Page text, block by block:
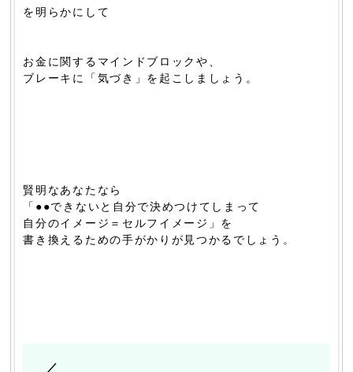
を明らかにして
お金に関するマインドブロックや、
ブレーキに「気づき」を起こしましょう。
賢明なあなたなら
「●●できないと自分で決めつけてしまって
自分のイメージ＝セルフイメージ」を
書き換えるための手がかりが見つかるでしょう。
／